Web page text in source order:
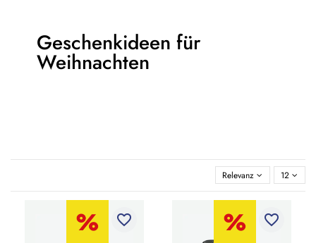
Geschenkideen für
Weihnachten
Relevanz 12
favorite_border favorite_border